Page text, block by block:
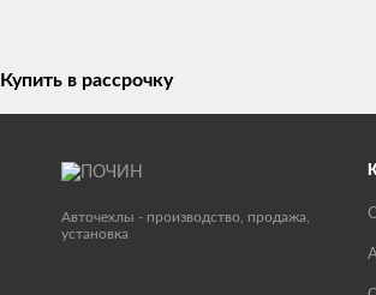
Купить в рассрочку
Авточехлы - производство, продажа,
установка